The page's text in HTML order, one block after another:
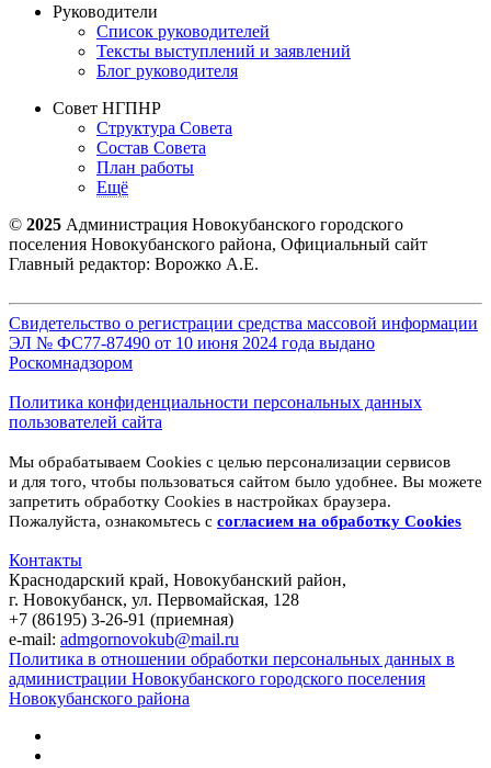
Руководители
Список руководителей
Тексты выступлений и заявлений
Блог руководителя
Совет НГПНР
Структура Совета
Состав Совета
План работы
Ещё
© 2025 Администрация Новокубанского городского
поселения Новокубанского района, Официальный сайт
Главный редактор: Ворожко А.Е.
Свидетельство о регистрации средства массовой информации
ЭЛ № ФС77-87490 от 10 июня 2024 года выдано
Роскомнадзором
Политика конфиденциальности персональных данных
пользователей сайта
Мы обрабатываем Cookies с целью персонализации сервисов
и для того, чтобы пользоваться сайтом было удобнее. Вы можете
запретить обработку Cookies в настройках браузера.
Пожалуйста, ознакомьтесь с согласием на обработку Cookies
Контакты
Краснодарский край, Новокубанский район,
г. Новокубанск, ул. Первомайская, 128
+7 (86195) 3-26-91 (приемная)
e-mail: admgornovokub@mail.ru
Политика в отношении обработки персональных данных в
администрации Новокубанского городского поселения
Новокубанского района